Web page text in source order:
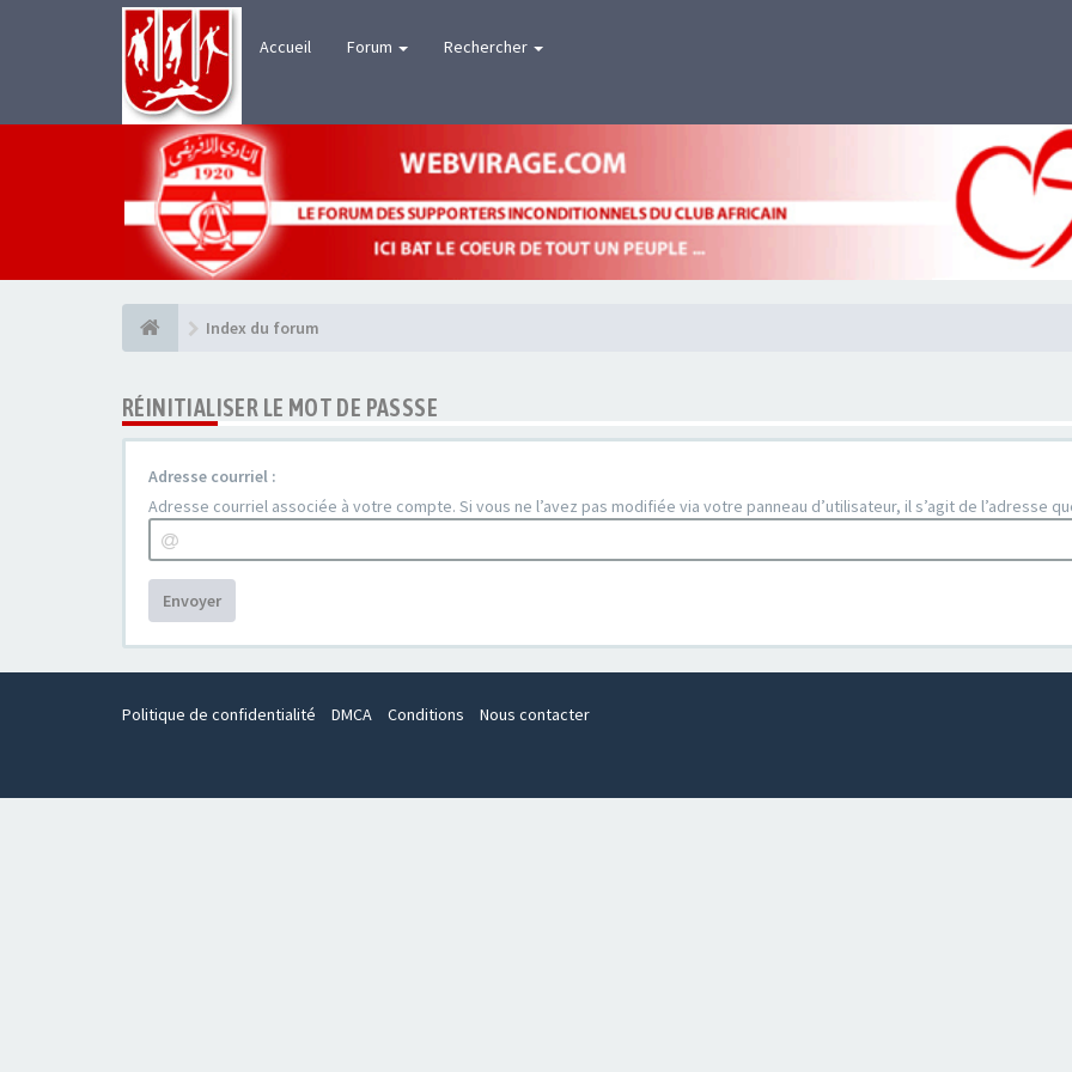
Accueil Forum Rechercher
Index du forum
RÉINITIALISER LE MOT DE PASSSE
Adresse courriel :
Adresse courriel associée à votre compte. Si vous ne l’avez pas modifiée via votre panneau d’utilisateur, il s’agit de l’adresse
Envoyer
Politique de confidentialité DMCA Conditions Nous contacter